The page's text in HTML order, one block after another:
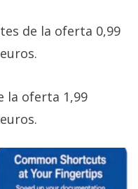
de la oferta 0,99
la oferta 1,99